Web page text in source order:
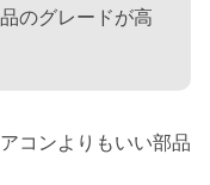
のグレードが高
コンよりもいい部品